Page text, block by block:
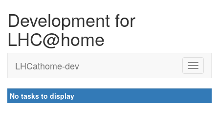
Development for
LHC@home
LHCathome-dev
No tasks to display